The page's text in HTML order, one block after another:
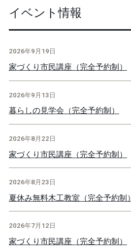
イベント情報
2026年9月19日
家づくり市民講座（完全予約制）
2026年9月13日
暮らしの見学会（完全予約制）
2026年8月22日
家づくり市民講座（完全予約制）
2026年8月23日
夏休み無料木工教室（完全予約制）
2026年7月12日
家づくり市民講座（完全予約制）